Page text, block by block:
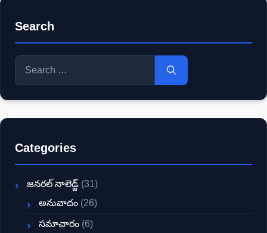
Search
Search
for:
Categories
జనరల్ నాలెడ్జ్ (31)
అనువాదం (26)
సమాచారం (6)